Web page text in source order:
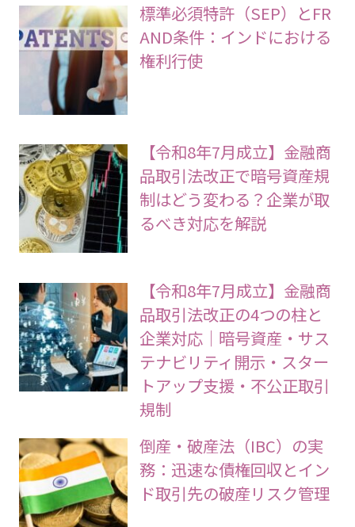
標準必須特許（SEP）とFR
AND条件：インドにおける
権利行使
【令和8年7月成立】金融商
品取引法改正で暗号資産規
制はどう変わる？企業が取
るべき対応を解説
【令和8年7月成立】金融商
品取引法改正の4つの柱と
企業対応｜暗号資産・サス
テナビリティ開示・スター
トアップ支援・不公正取引
規制
倒産・破産法（IBC）の実
務：迅速な債権回収とイン
ド取引先の破産リスク管理